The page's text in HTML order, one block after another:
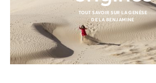
TOUT SAVOIR SUR LA GENÈSE
DE LA BENJAMINE